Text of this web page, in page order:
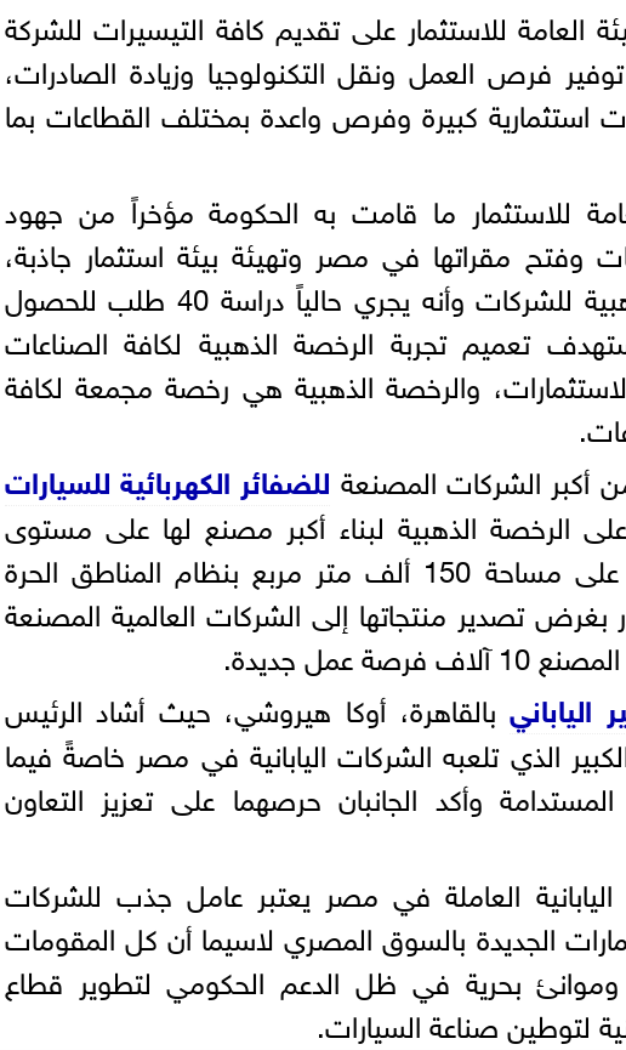
للاستثمار على تقديم كافة التيسيرات للشركة
فرص العمل ونقل التكنولوجيا وزيادة الصادرات،
كبيرة وفرص واعدة بمختلف القطاعات بما
للاستثمار ما قامت به الحكومة مؤخراً من جهود
وفتح مقراتها في مصر وتهيئة بيئة استثمار جاذبة،
مشيراً إلى أنه قد تم منح 13 رخصة ذهبية للشركات وأنه يجري حالياً دراسة 40 طلب للحصول
تعميم تجربة الرخصة الذهبية لكافة الصناعات
والرخصة الذهبية هي رخصة مجمعة لكافة
أكبر الشركات المصنعة للضفائر الكهربائية للسيارات
الرخصة الذهبية لبناء أكبر مصنع لها على مستوى
العالم لإنتاج ضفائر السيارات الكهربائية على مساحة 150 ألف متر مربع بنظام المناطق الحرة
حوالي 100 مليون دولار بغرض تصدير منتجاتها إلى الشركات العالمية المصنعة
جديدة.
اليابانيبالقاهرة، أوكا هيروشي، حيث أشاد الرئيس
الكبير الذي تلعبه الشركات اليابانية في مصر خاصةً فيما
وأكد الجانبان حرصهما على تعزيز التعاون
اليابانية العاملة في مصر يعتبر عامل جذب للشركات
الجديدة بالسوق المصري لاسيما أن كل المقومات
بحرية في ظل الدعم الحكومي لتطوير قطاع
لتوطين صناعة السيارات.